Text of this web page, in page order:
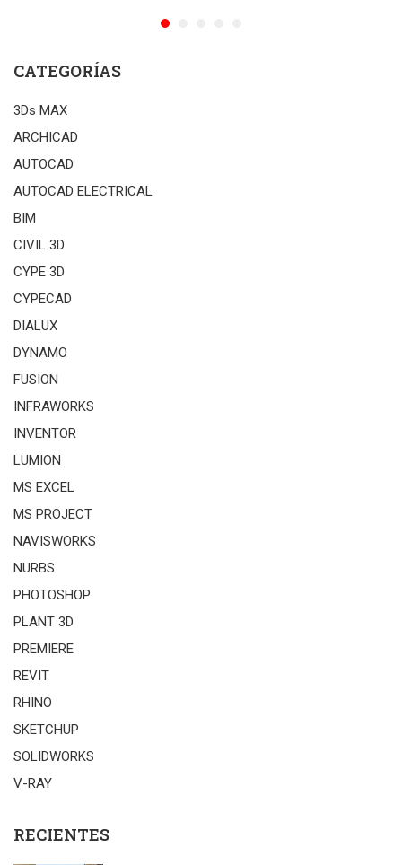
CATEGORÍAS
3Ds MAX
ARCHICAD
AUTOCAD
AUTOCAD ELECTRICAL
BIM
CIVIL 3D
CYPE 3D
CYPECAD
DIALUX
DYNAMO
FUSION
INFRAWORKS
INVENTOR
LUMION
MS EXCEL
MS PROJECT
NAVISWORKS
NURBS
PHOTOSHOP
PLANT 3D
PREMIERE
REVIT
RHINO
SKETCHUP
SOLIDWORKS
V-RAY
RECIENTES